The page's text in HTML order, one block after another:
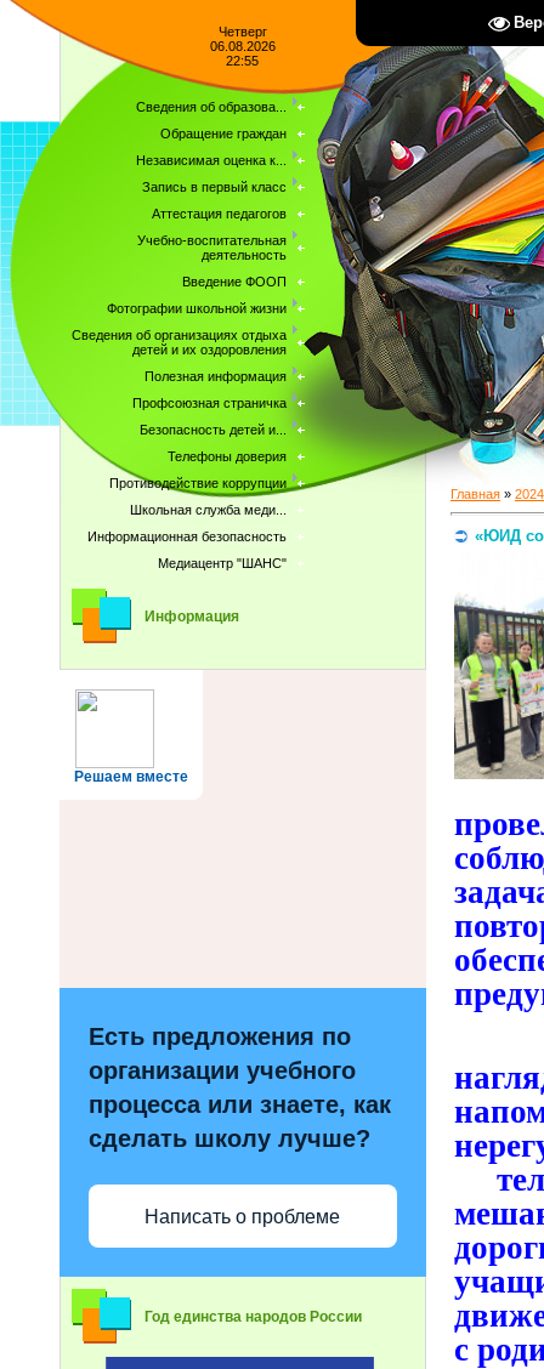
Четверг
06.08.2026
22:55
Сведения об образова...
Обращение граждан
Независимая оценка к...
Запись в первый класс
Аттестация педагогов
Учебно-воспитательная
деятельность
Введение ФООП
Фотографии школьной жизни
Сведения об организациях отдыха
детей и их оздоровления
Полезная информация
Профсоюзная страничка
Безопасность детей и...
Телефоны доверия
Противодействие коррупции
Школьная служба меди...
Информационная безопасность
Медиацентр "ШАНС"
Информация
Решаем вместе
Есть предложения по
организации учебного
процесса или знаете, как
сделать школу лучше?
Написать о проблеме
Год единства народов России
Главная » 2024
«ЮИД
с